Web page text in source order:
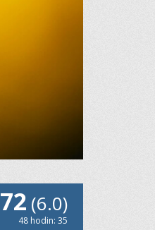
72 (6.0)
48 hodin: 35